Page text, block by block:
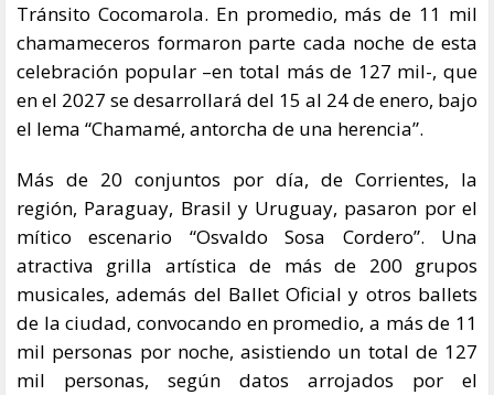
Tránsito Cocomarola. En promedio, más de 11 mil
chamameceros formaron parte cada noche de esta
celebración popular –en total más de 127 mil-, que
en el 2027 se desarrollará del 15 al 24 de enero, bajo
el lema “Chamamé, antorcha de una herencia”.
Más de 20 conjuntos por día, de Corrientes, la
región, Paraguay, Brasil y Uruguay, pasaron por el
mítico escenario “Osvaldo Sosa Cordero”. Una
atractiva grilla artística de más de 200 grupos
musicales, además del Ballet Oficial y otros ballets
de la ciudad, convocando en promedio, a más de 11
mil personas por noche, asistiendo un total de 127
mil personas, según datos arrojados por el